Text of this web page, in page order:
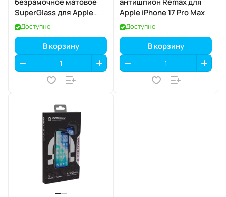
SuperGlass для Apple
iPhone 17 / 16 Pro
Доступно
В корзину
Apple iPhone 17 Pro Max
Доступно
В корзину